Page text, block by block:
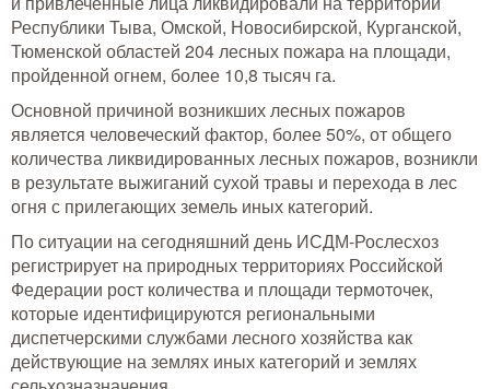
Республики Тыва, Омской, Новосибирской, Курганской,
Тюменской областей 204 лесных пожара на площади,
пройденной огнем, более 10,8 тысяч га.
Основной причиной возникших лесных пожаров
является человеческий фактор, более 50%, от общего
количества ликвидированных лесных пожаров, возникли
в результате выжиганий сухой травы и перехода в лес
огня с прилегающих земель иных категорий.
По ситуации на сегодняшний день ИСДМ-Рослесхоз
регистрирует на природных территориях Российской
Федерации рост количества и площади термоточек,
которые идентифицируются региональными
диспетчерскими службами лесного хозяйства как
действующие на землях иных категорий и землях